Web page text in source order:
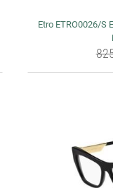
Etro ETRO0026/S